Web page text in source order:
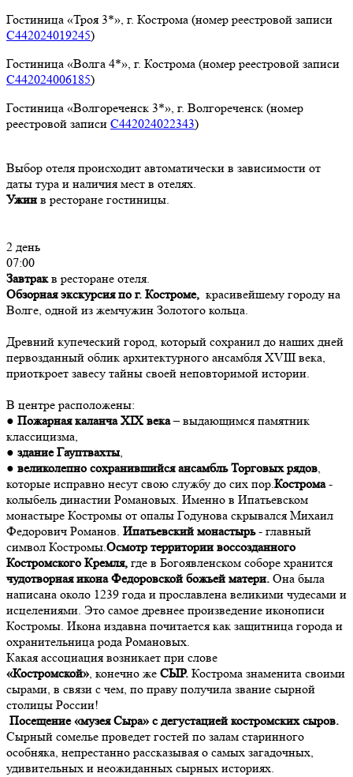
Гостиница «Троя 3*», г. Кострома (номер реестровой записи
С442024019245)
Гостиница «Волга 4*», г. Кострома (номер реестровой записи
С442024006185)
Гостиница «Волгореченск 3*», г. Волгореченск (номер
реестровой записи С442024022343)
Выбор отеля происходит автоматически в зависимости от
даты тура и наличия мест в отелях.
Ужин в ресторане гостиницы.
2 день
07:00
Завтракв ресторане отеля.
Обзорная экскурсия по г. Костроме, красивейшему городу на
Волге, одной из жемчужин Золотого кольца.
Древний купеческий город, который сохранил до наших дней
первозданный облик архитектурного ансамбля XVIII века,
приоткроет завесу тайны своей неповторимой истории.
В центре расположены:
● Пожарная каланча XIX века– выдающимся памятник
классицизма,
● здание Гауптвахты,
● великолепно сохранившийся ансамбль Торговых рядов,
которые исправно несут свою службу до сих пор.Кострома-
колыбель династии Романовых. Именно в Ипатьевском
монастыре Костромы от опалы Годунова скрывался Михаил
Федорович Романов. Ипатьевский монастырь- главный
символ Костромы.Осмотр территории воссозданного
Костромского Кремля, где в Богоявленском соборе хранится
чудотворная икона Федоровской божьей матери. Она была
написана около 1239 года и прославлена великими чудесами и
исцелениями. Это самое древнее произведение иконописи
Костромы. Икона издавна почитается как защитница города и
охранительница рода Романовых.
Какая ассоциация возникает при слове
«Костромской», конечно же СЫР. Кострома знаменита своими
сырами, в связи с чем, по праву получила звание сырной
столицы России!
Посещение «музея Сыра» с дегустацией костромских сыров.
Сырный сомелье проведет гостей по залам старинного
особняка, непрестанно рассказывая о самых загадочных,
удивительных и неожиданных сырных историях.